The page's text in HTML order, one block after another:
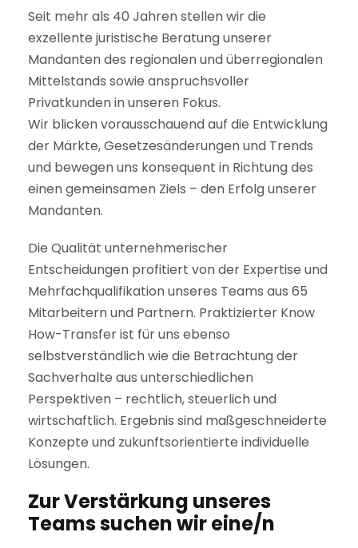
Seit mehr als 40 Jahren stellen wir die
exzellente juristische Beratung unserer
Mandanten des regionalen und überregionalen
Mittelstands sowie anspruchsvoller
Privatkunden in unseren Fokus.
Wir blicken vorausschauend auf die Entwicklung
der Märkte, Gesetzesänderungen und Trends
und bewegen uns konsequent in Richtung des
einen gemeinsamen Ziels – den Erfolg unserer
Mandanten.
Die Qualität unternehmerischer
Entscheidungen profitiert von der Expertise und
Mehrfachqualifikation unseres Teams aus 65
Mitarbeitern und Partnern. Praktizierter Know
How-Transfer ist für uns ebenso
selbstverständlich wie die Betrachtung der
Sachverhalte aus unterschiedlichen
Perspektiven – rechtlich, steuerlich und
wirtschaftlich. Ergebnis sind maßgeschneiderte
Konzepte und zukunftsorientierte individuelle
Lösungen.
Zur Verstärkung unseres
Teams suchen wir eine/n